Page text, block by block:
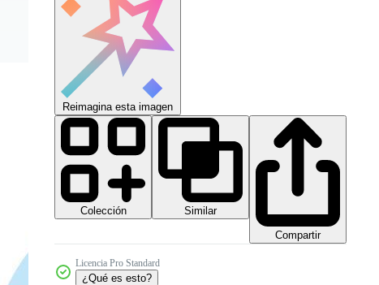
Reimagina esta imagen
Colección
Similar
Compartir
Licencia Pro Standard
¿Qué es esto?